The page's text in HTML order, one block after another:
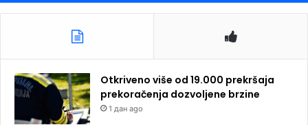
Otkriveno više od 19.000 prekršaja
prekoračenja dozvoljene brzine
1 дан ago